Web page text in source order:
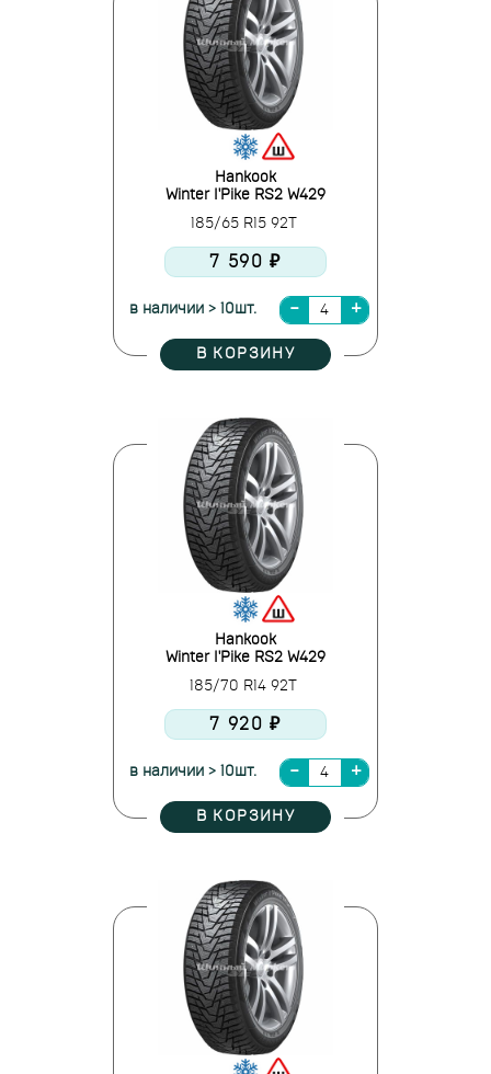
Hankook
Winter I'Pike RS2 W429
185/65 R15 92T
7 590 ₽
в наличии > 10шт.
В КОРЗИНУ
Hankook
Winter I'Pike RS2 W429
185/70 R14 92T
7 920 ₽
в наличии > 10шт.
В КОРЗИНУ